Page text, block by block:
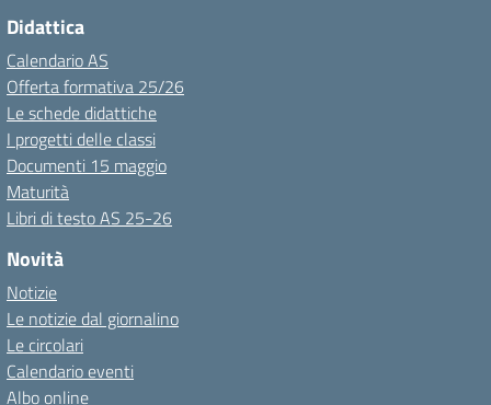
Didattica
Calendario AS
Offerta formativa 25/26
Le schede didattiche
I progetti delle classi
Documenti 15 maggio
Maturità
Libri di testo AS 25-26
Novità
Notizie
Le notizie dal giornalino
Le circolari
Calendario eventi
Albo online